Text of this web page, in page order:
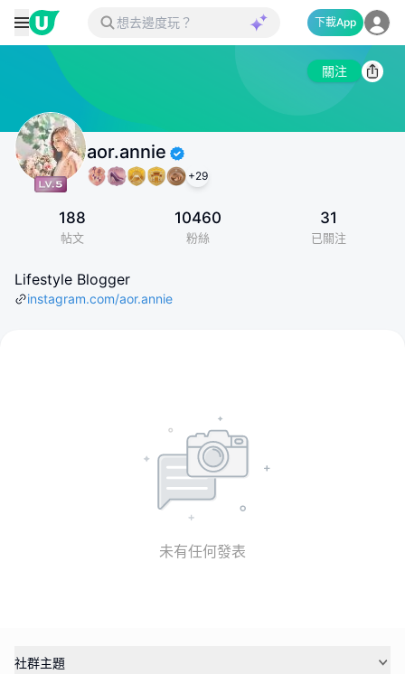
下載App
關注
aor.annie
+29
188
帖文
10460
粉絲
31
已關注
Lifestyle Blogger
instagram.com/aor.annie
未有任何發表
社群主題